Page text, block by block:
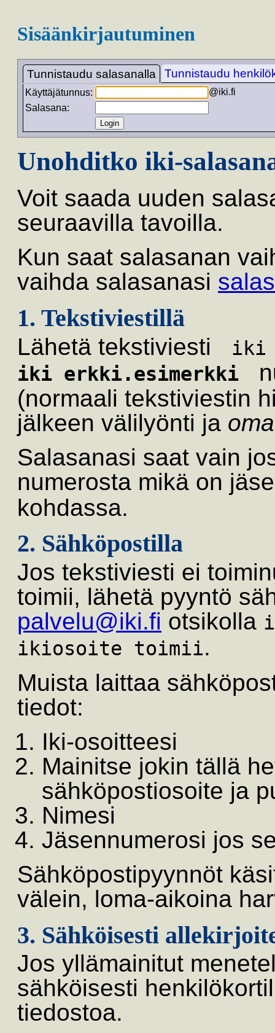
Sisäänkirjautuminen
Tunnistaudu salasanalla Tunnistaudu
Käyttäjätunnus:
@iki.fi
Salasana:
Unohditko iki-
Voit saada uuden
seuraavilla tavoilla.
Kun saat salasanan
vaihda salasanasi
1. Tekstiviestillä
Lähetä tekstiviesti
iki erkki.esimerkki
(normaali tekstiviestin
jälkeen välilyönti ja oma
Salasanasi saat vain
numerosta mikä on
kohdassa.
2. Sähköpostilla
Jos tekstiviesti ei
toimii, lähetä pyyntö
palvelu@iki.fi otsikolla
ikiosoite toimii.
Muista laittaa
tiedot:
Iki-osoitteesi
Mainitse jokin tällä
sähköpostiosoite ja
Nimesi
Jäsennumerosi jos
Sähköpostipyynnöt
välein, loma-aikoina
3. Sähköisesti
Jos yllämainitut
sähköisesti
tiedostoa.